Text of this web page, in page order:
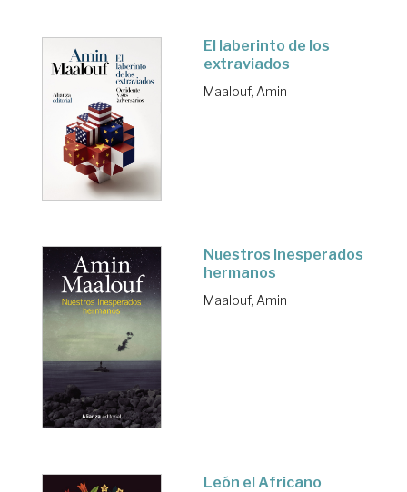
El laberinto de los
extraviados
Maalouf, Amin
Nuestros inesperados
hermanos
Maalouf, Amin
León el Africano